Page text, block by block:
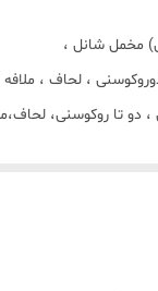
، لحاف ، ملافه
دو تا روکوسنی،
درجه یک